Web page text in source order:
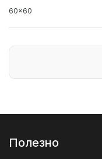
60x60
Полезно